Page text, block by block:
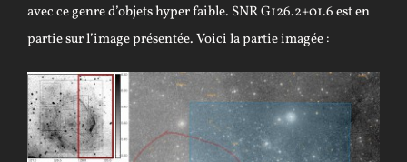
avec ce genre d’objets hyper faible. SNR G126.2+01.6 est en
partie sur l’image présentée. Voici la partie imagée :